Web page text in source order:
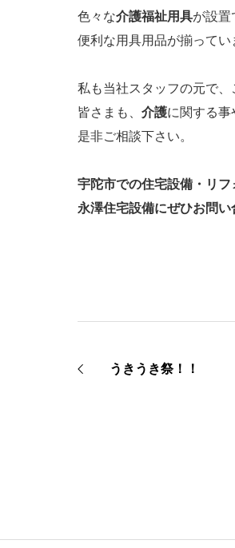
色々な介護福祉用具が設置
便利な用具用品が揃って
私も当社スタッフの元で
皆さまも、 介護に関する
是非ご相談下さい。
宇陀市での住宅設備・リ
永澤住宅設備にぜひお問
うきうき祭！！